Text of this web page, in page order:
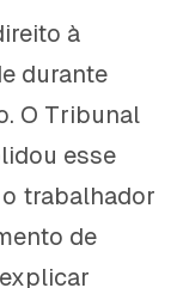
à
durante
O Tribunal
esse
trabalhador
de